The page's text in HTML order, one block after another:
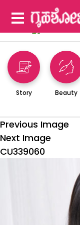
Story Beauty
Previous Image
Next Image
CU339060